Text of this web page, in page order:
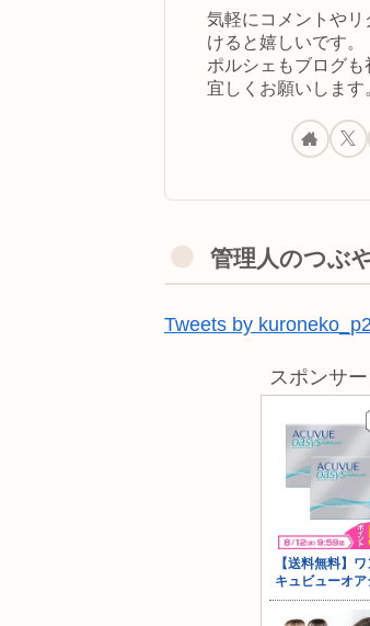
気軽にコメントや
けると嬉しいです。
ポルシェもブログも
宜しくお願いします
管理人のつぶ
Tweets by
スポンサ